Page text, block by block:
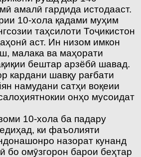
амалӣ гардида истодааст.
10-хола қадами муҳим
таҳсилоти Тоҷикистон
аст. Ин низом имкон
малака ва маҳорати
бештар арзёбӣ шавад.
кардани шавқу рағбати
намудани сатҳи воқеии
онҳо мусоидат
10-хола ба падару
ки фаъолияти
назорат кунанд
бо омӯзгорон барои беҳтар